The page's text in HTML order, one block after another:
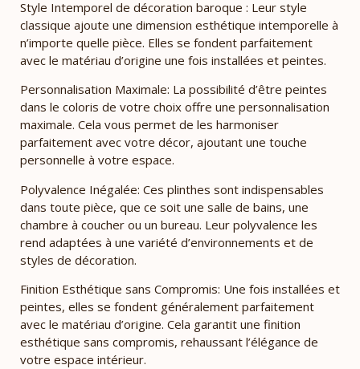
Style Intemporel de décoration baroque : Leur style
classique ajoute une dimension esthétique intemporelle à
n’importe quelle pièce. Elles se fondent parfaitement
avec le matériau d’origine une fois installées et peintes.
Personnalisation Maximale: La possibilité d’être peintes
dans le coloris de votre choix offre une personnalisation
maximale. Cela vous permet de les harmoniser
parfaitement avec votre décor, ajoutant une touche
personnelle à votre espace.
Polyvalence Inégalée: Ces plinthes sont indispensables
dans toute pièce, que ce soit une salle de bains, une
chambre à coucher ou un bureau. Leur polyvalence les
rend adaptées à une variété d’environnements et de
styles de décoration.
Finition Esthétique sans Compromis: Une fois installées et
peintes, elles se fondent généralement parfaitement
avec le matériau d’origine. Cela garantit une finition
esthétique sans compromis, rehaussant l’élégance de
votre espace intérieur.